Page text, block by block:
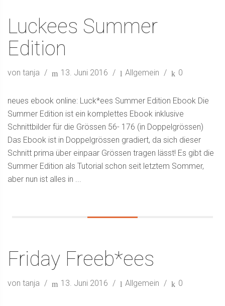
Luckees Summer
Edition
von tanja 13. Juni 2016 Allgemein 0
neues ebook online: Luck*ees Summer Edition Ebook Die
Summer Edition ist ein komplettes Ebook inklusive
Schnittbilder für die Grössen 56- 176 (in Doppelgrössen)
Das Ebook ist in Doppelgrössen gradiert, da sich dieser
Schnitt prima über einpaar Grössen tragen lässt! Es gibt die
Summer Edition als Tutorial schon seit letztem Sommer,
aber nun ist alles in ...
Friday Freeb*ees
von tanja 13. Juni 2016 Allgemein 0